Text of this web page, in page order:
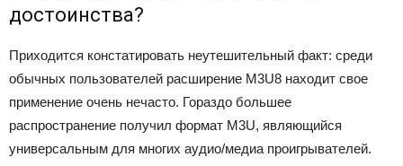
достоинства?
Приходится констатировать неутешительный факт: среди
обычных пользователей расширение M3U8 находит свое
применение очень нечасто. Гораздо большее
распространение получил формат M3U, являющийся
универсальным для многих аудио/медиа проигрывателей.